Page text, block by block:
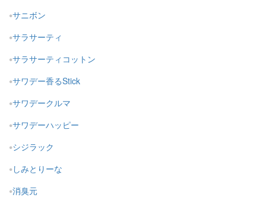
サニボン
サラサーティ
サラサーティコットン
サワデー香るStick
サワデークルマ
サワデーハッピー
シジラック
しみとりーな
消臭元